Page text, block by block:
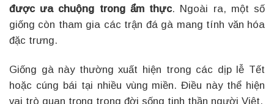
được ưa chuộng trong ẩm thực. Ngoài ra, một số
giống còn tham gia các trận đá gà mang tính văn hóa
đặc trưng.
Giống gà này thường xuất hiện trong các dịp lễ Tết
hoặc cúng bái tại nhiều vùng miền. Điều này thể hiện
vai trò quan trọng trong đời sống tinh thần người Việt.